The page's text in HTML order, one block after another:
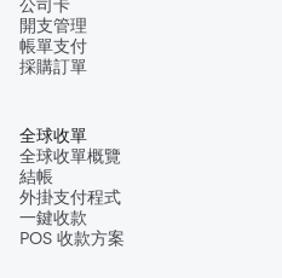
開支管理
帳單支付
採購訂單
全球收單
全球收單概覽
結帳
外掛支付程式
一鍵收款
POS 收款方案